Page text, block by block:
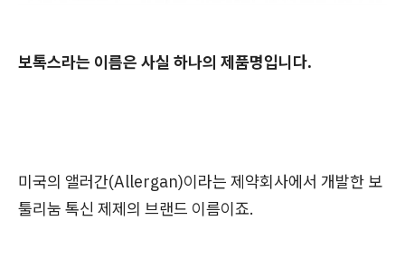
보톡스라는 이름은 사실 하나의 제품명입니다.
미국의 앨러간(Allergan)이라는 제약회사에서 개발한 보
툴리눔 톡신 제제의 브랜드 이름이죠.